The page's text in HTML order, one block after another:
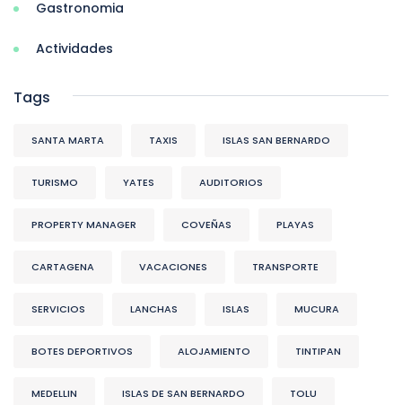
Gastronomia
Actividades
Tags
SANTA MARTA TAXIS ISLAS SAN BERNARDO
TURISMO YATES AUDITORIOS
PROPERTY MANAGER COVEÑAS PLAYAS
CARTAGENA VACACIONES TRANSPORTE
SERVICIOS LANCHAS ISLAS MUCURA
BOTES DEPORTIVOS ALOJAMIENTO TINTIPAN
MEDELLIN ISLAS DE SAN BERNARDO TOLU